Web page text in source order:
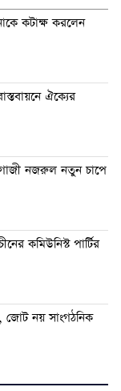
কটাক্ষ করলেন
ঐক্যের
গাজী নজরুল নতুন চাপে
কমিউনিস্ট পার্টির
জোট নয় সাংগঠনিক